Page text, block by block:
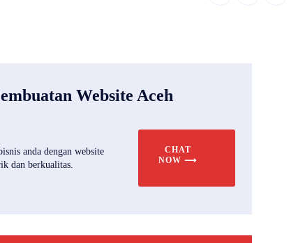
Website Aceh
anda dengan website
dan berkualitas.
CHAT
NOW ⟶